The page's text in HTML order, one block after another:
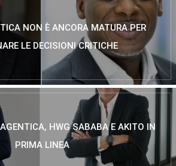
NON È ANCORA MATURA PER
LE DECISIONI CRITICHE
HWG SABABA E AKITO IN
PRIMA LINEA